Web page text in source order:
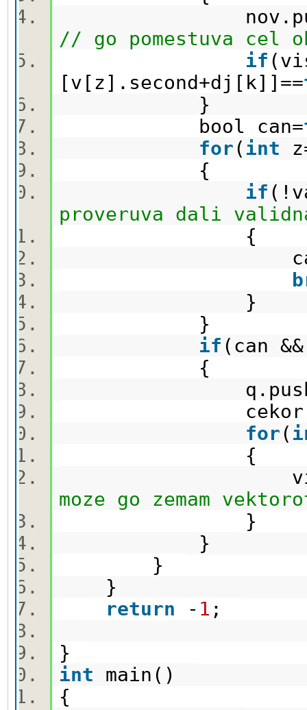
// go pomestuva cel
if
[v[z].second+dj[k]]==
}
bool can=
for( int
{
if
proveruva dali
{
}
}
if (can
{
for(
{
moze go zemam
}
}
}
}
return - 1 ;
}
int main()
{